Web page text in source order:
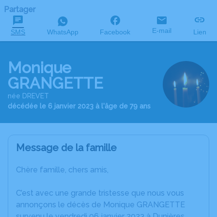
Partager
SMS WhatsApp Facebook E-mail Lien
Monique
GRANGETTE
née DREVET
décédée le 6 janvier 2023 à l'âge de 79 ans
Message de la famille
Chère famille, chers amis,
C’est avec une grande tristesse que nous vous
annonçons le décès de Monique GRANGETTE